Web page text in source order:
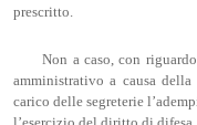
prescritto.
Non a caso, con
amministrativo a causa
carico delle segreterie